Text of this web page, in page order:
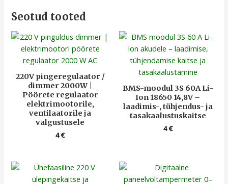
Seotud tooted
220V pingeregulaator /
dimmer 2000W |
Pöörete regulaator
elektrimootorile,
ventilaatorile ja
valgustusele
4€
BMS-moodul 3S 60A Li-
Ion 18650 14,8V –
laadimis-, tühjendus- ja
tasakaalustuskaitse
4€